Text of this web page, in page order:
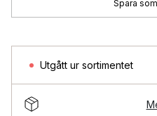
Spara
Utgått ur sortimentet